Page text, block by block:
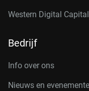
Western Digital Capital
Bedrijf
Info over ons
Nieuws en